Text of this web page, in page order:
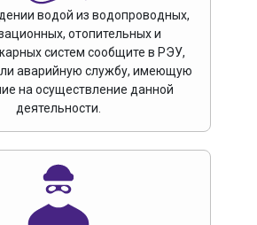
водой из водопроводных,
отопительных и
систем сообщите в РЭУ,
аварийную службу, имеющую
на осуществление данной
деятельности.